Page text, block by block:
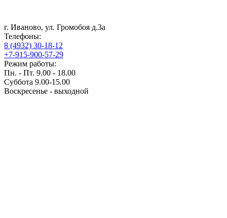
г. Иваново, ул. Громобоя д.3а
Телефоны:
8 (4932) 30-18-12
+7-915-900-57-29
Режим работы:
Пн. - Пт. 9.00 - 18.00
Суббота 9.00-15.00
Воскресенье - выходной